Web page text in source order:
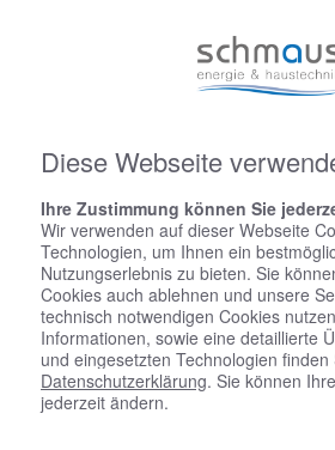
Diese Webseite
Ihre Zustimmung können Sie
Wir verwenden auf dieser Webseite
Technologien, um Ihnen ein
Nutzungserlebnis zu bieten. Sie
Cookies auch ablehnen und unsere
technisch notwendigen Cookies
Informationen, sowie eine detaillierte
und eingesetzten Technologien
Datenschutzerklärung. Sie können Ihre
jederzeit ändern.